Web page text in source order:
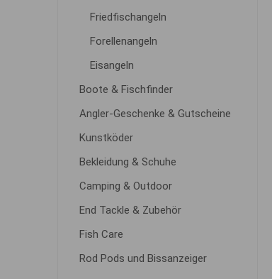
Friedfischangeln
Forellenangeln
Eisangeln
Boote & Fischfinder
Angler-Geschenke & Gutscheine
Kunstköder
Bekleidung & Schuhe
Camping & Outdoor
End Tackle & Zubehör
Fish Care
Rod Pods und Bissanzeiger